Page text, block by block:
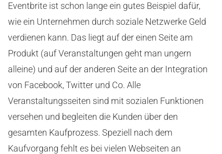
Eventbrite ist schon lange ein gutes Beispiel dafür,
wie ein Unternehmen durch soziale Netzwerke Geld
verdienen kann. Das liegt auf der einen Seite am
Produkt (auf Veranstaltungen geht man ungern
alleine) und auf der anderen Seite an der Integration
von Facebook, Twitter und Co. Alle
Veranstaltungsseiten sind mit sozialen Funktionen
versehen und begleiten die Kunden über den
gesamten Kaufprozess. Speziell nach dem
Kaufvorgang fehlt es bei vielen Webseiten an